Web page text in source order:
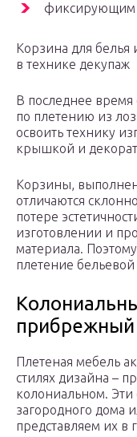
фиксирующим
Корзина для белья
в технике декупаж
В последнее время
по плетению из
освоить технику
крышкой и
Корзины,
отличаются
потере
изготовлении и
материала.
плетение
прибрежный
Плетеная мебель
стилях дизайна –
колониальном. Эти
загородного дома
представляем их в